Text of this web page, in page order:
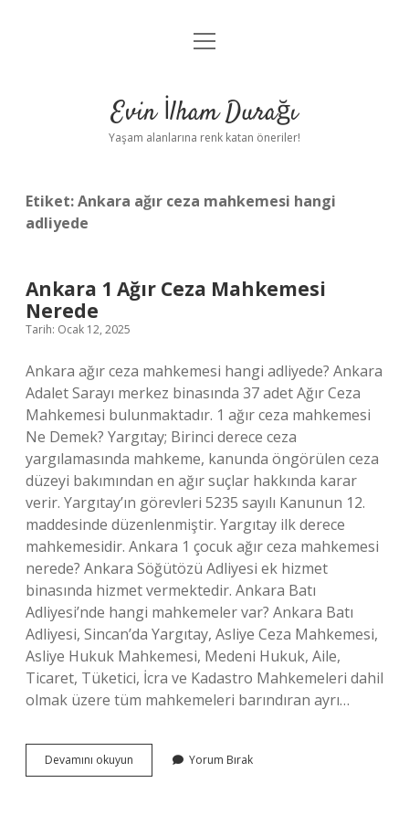
Anasayfa
Yasal Uyarı
menüyü
Evin İlham Durağı
Yaşam alanlarına renk katan öneriler!
Etiket:Ankara ağır ceza mahkemesi hangi
adliyede
Ankara 1 Ağır Ceza Mahkemesi
Nerede
Tarih: Ocak 12, 2025
Ankara ağır ceza mahkemesi hangi adliyede? Ankara
Adalet Sarayı merkez binasında 37 adet Ağır Ceza
Mahkemesi bulunmaktadır. 1 ağır ceza mahkemesi
Ne Demek? Yargıtay; Birinci derece ceza
yargılamasında mahkeme, kanunda öngörülen ceza
düzeyi bakımından en ağır suçlar hakkında karar
verir. Yargıtay’ın görevleri 5235 sayılı Kanunun 12.
maddesinde düzenlenmiştir. Yargıtay ilk derece
mahkemesidir. Ankara 1 çocuk ağır ceza mahkemesi
nerede? Ankara Söğütözü Adliyesi ek hizmet
binasında hizmet vermektedir. Ankara Batı
Adliyesi’nde hangi mahkemeler var? Ankara Batı
Adliyesi, Sincan’da Yargıtay, Asliye Ceza Mahkemesi,
Asliye Hukuk Mahkemesi, Medeni Hukuk, Aile,
Ticaret, Tüketici, İcra ve Kadastro Mahkemeleri dahil
olmak üzere tüm mahkemeleri barındıran ayrı…
Devamını okuyun
1
Yorum Bırak